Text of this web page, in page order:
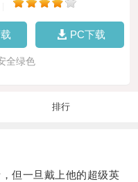
PC下载
全绿色
排行
但一旦戴上他的超级英